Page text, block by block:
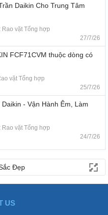
Daikin Cho Trung Tâm
Rao vặt Tổng hợp
27/7/26
FCF71CVM thuộc dòng có
vặt Tổng hợp
25/7/26
- Vận Hành Êm, Làm
Rao vặt Tổng hợp
24/7/26
Đẹp
US